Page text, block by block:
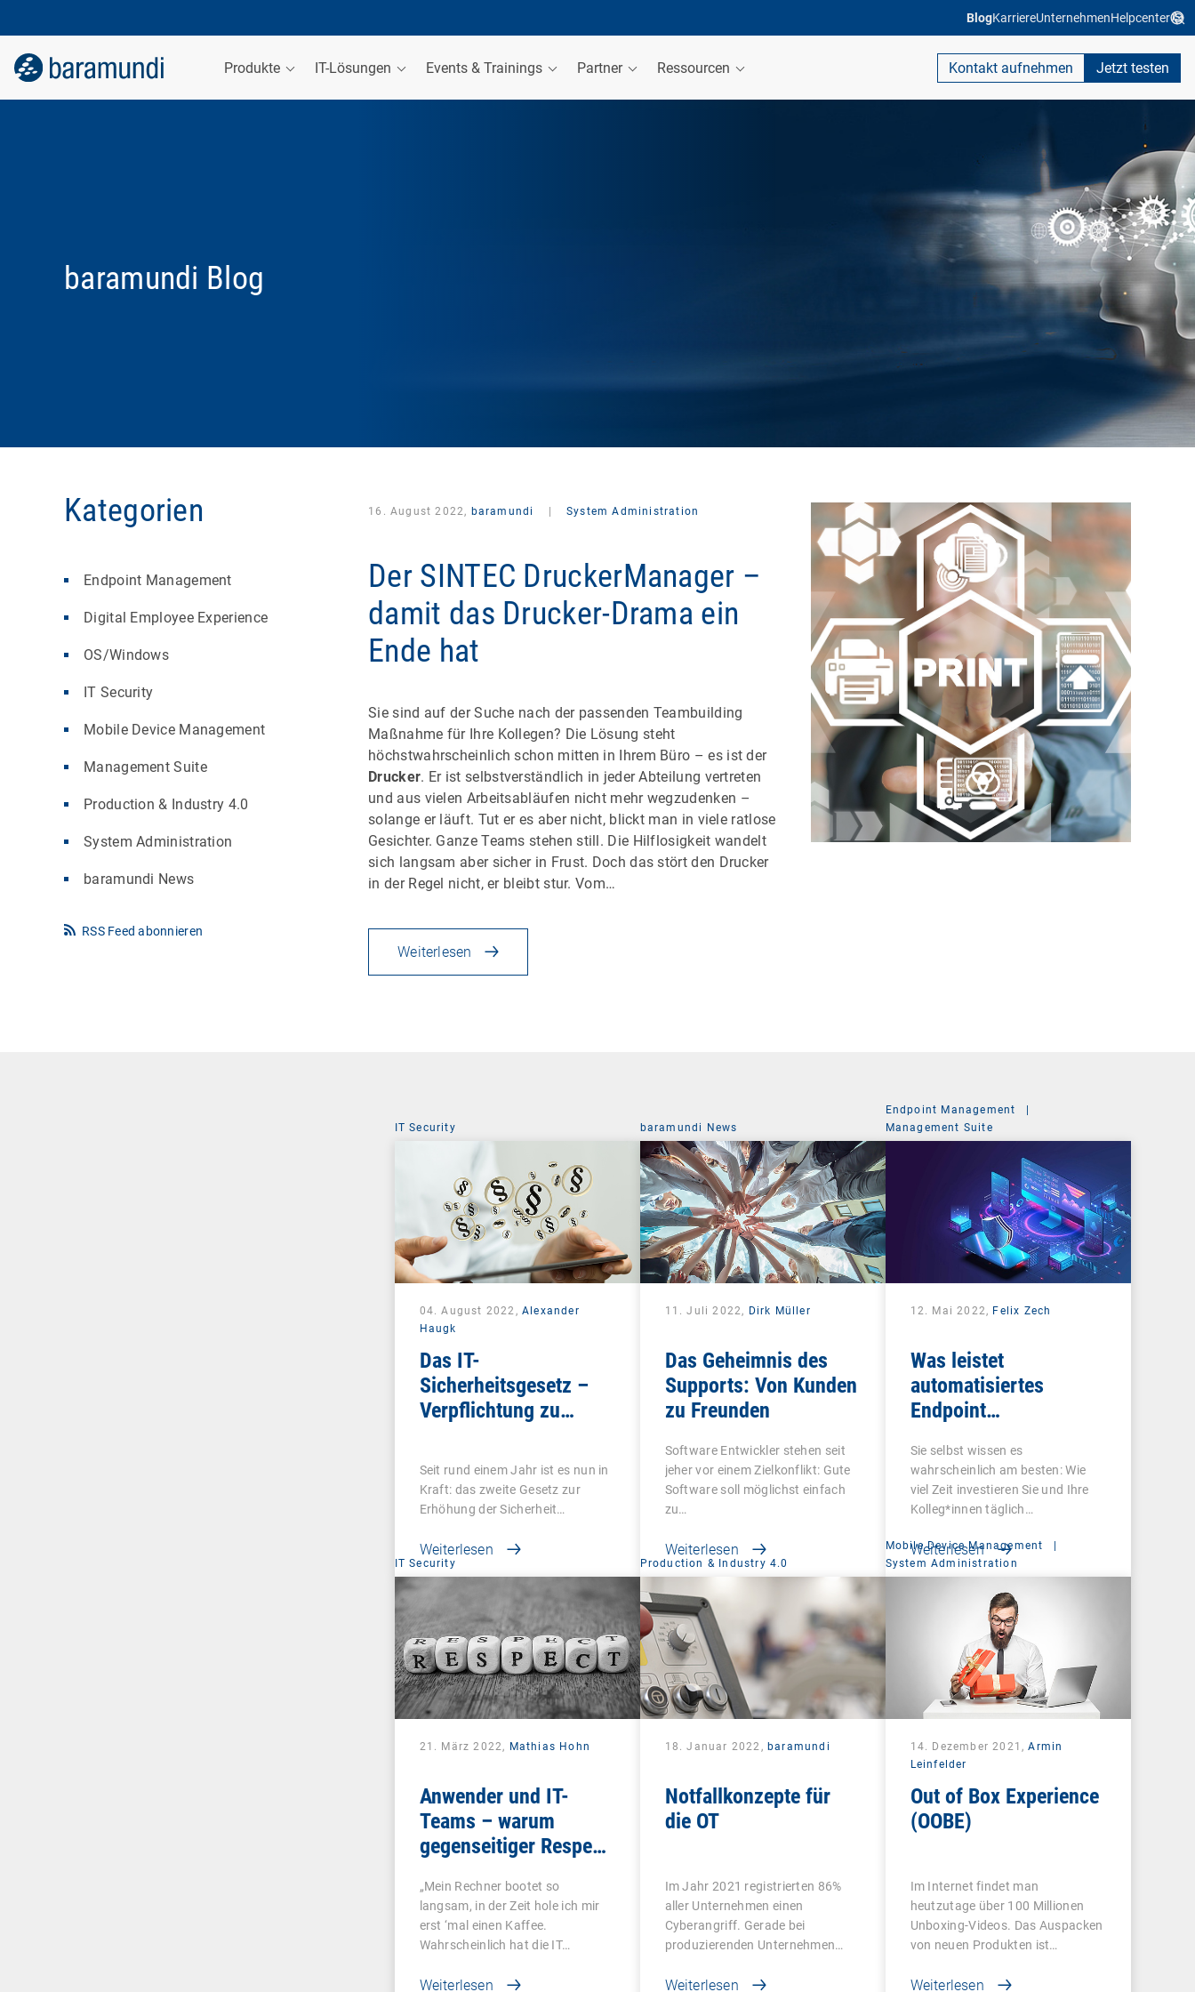
BlogKarriereUnternehmenHelpcenter
Produkte IT-Lösungen Events & Trainings Partner Ressourcen Kontakt aufnehmen Jetzt testen
baramundi Blog
Kategorien
Endpoint Management
Digital Employee Experience
OS/Windows
IT Security
Mobile Device Management
Management Suite
Production & Industry 4.0
System Administration
baramundi News
RSS Feed abonnieren
16. August 2022, baramundi System Administration
Der SINTEC DruckerManager –
damit das Drucker-Drama ein
Ende hat
Sie sind auf der Suche nach der passenden Teambuilding
Maßnahme für Ihre Kollegen? Die Lösung steht
höchstwahrscheinlich schon mitten in Ihrem Büro – es ist der
Drucker. Er ist selbstverständlich in jeder Abteilung vertreten
und aus vielen Arbeitsabläufen nicht mehr wegzudenken –
solange er läuft. Tut er es aber nicht, blickt man in viele ratlose
Gesichter. Ganze Teams stehen still. Die Hilflosigkeit wandelt
sich langsam aber sicher in Frust. Doch das stört den Drucker
in der Regel nicht, er bleibt stur. Vom…
Weiterlesen
IT Security
04. August 2022, Alexander
Haugk
Das IT-
Sicherheitsgesetz –
Verpflichtung zu
Sicherheit
Seit rund einem Jahr ist es nun in
Kraft: das zweite Gesetz zur
Erhöhung der Sicherheit…
Weiterlesen
baramundi News
11. Juli 2022, Dirk Müller
Das Geheimnis des
Supports: Von Kunden
zu Freunden
Software Entwickler stehen seit
jeher vor einem Zielkonflikt: Gute
Software soll möglichst einfach
zu…
Weiterlesen
Endpoint Management
|
Management Suite
12. Mai 2022, Felix Zech
Was leistet
automatisiertes
Endpoint
Sie selbst wissen es
wahrscheinlich am besten: Wie
viel Zeit investieren Sie und Ihre
Kolleg*innen täglich…
Weiterlesen
IT Security
21. März 2022, Mathias Hohn
Anwender und IT-
Teams – warum
gegenseitiger Respekt
„Mein Rechner bootet so
langsam, in der Zeit hole ich mir
erst ‘mal einen Kaffee.
Wahrscheinlich hat die IT…
Weiterlesen
Production & Industry 4.0
18. Januar 2022, baramundi
Notfallkonzepte für
die OT
Im Jahr 2021 registrierten 86%
aller Unternehmen einen
Cyberangriff. Gerade bei
produzierenden Unternehmen…
Weiterlesen
Mobile Device Management
|
System Administration
14. Dezember 2021,Armin
Leinfelder
Out of Box Experience
(OOBE)
Im Internet findet man
heutzutage über 100 Millionen
Unboxing-Videos. Das Auspacken
von neuen Produkten ist…
Weiterlesen